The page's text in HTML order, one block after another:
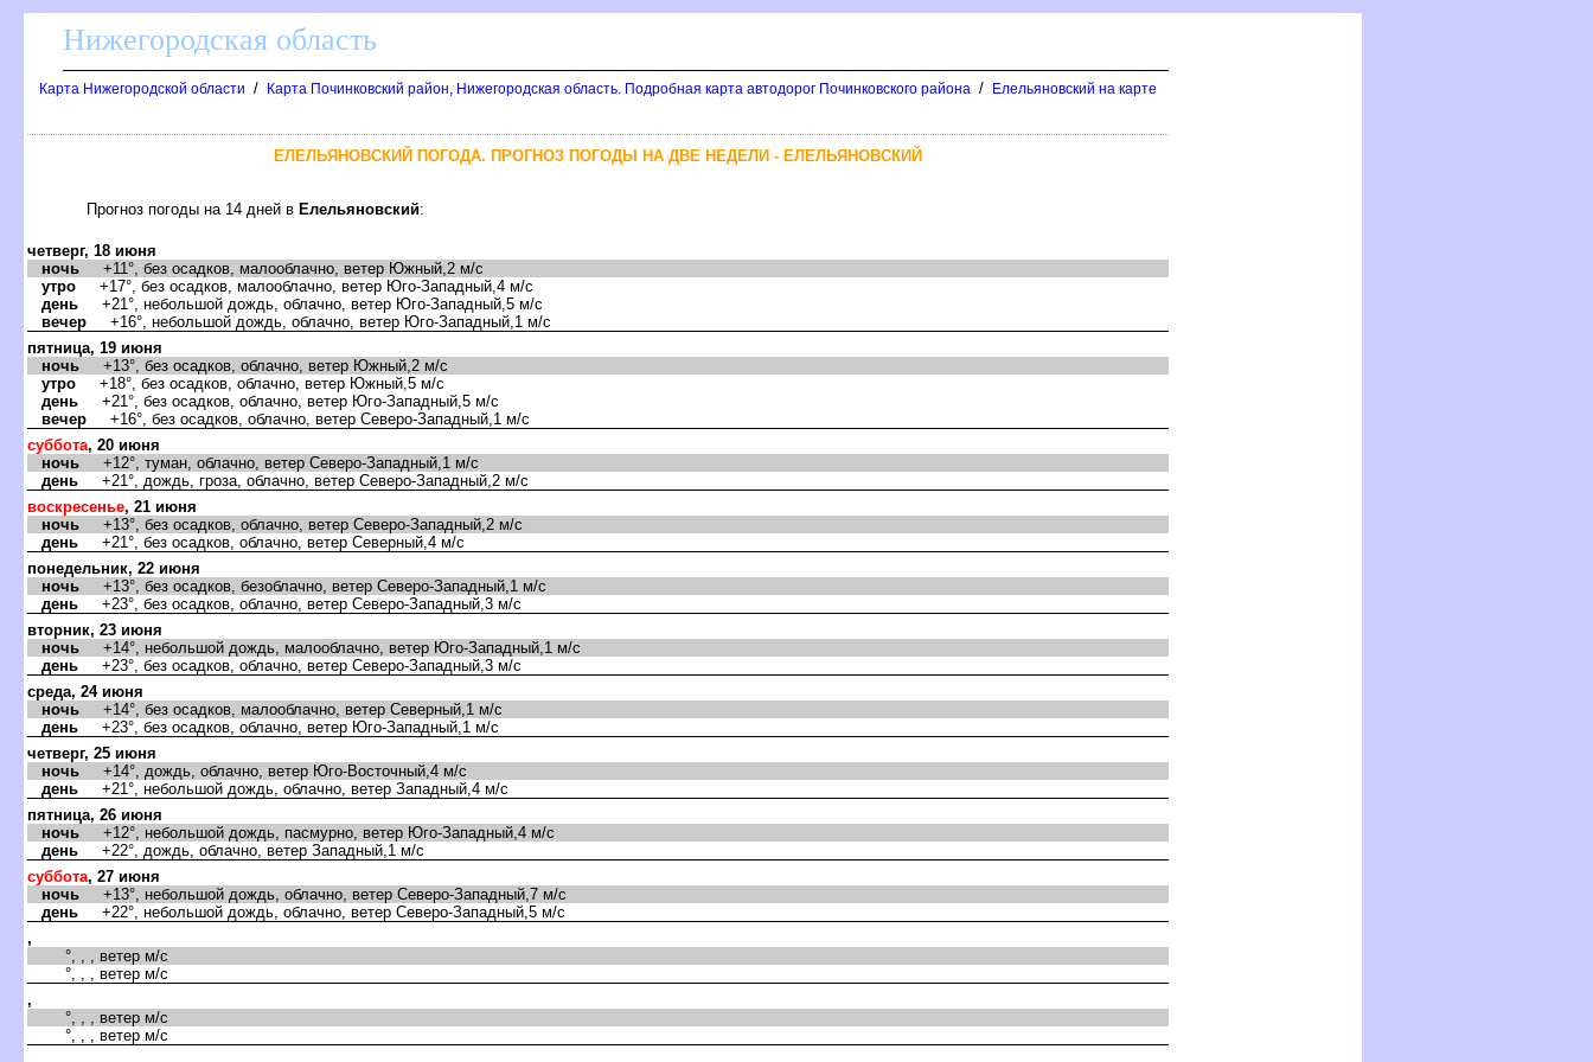
Нижегородская область
Карта Нижегородской области / Карта Починковский район, Нижегородская область. Подробная карта автодорог Починковского района / Елельяновский на карте
ЕЛЕЛЬЯНОВСКИЙ ПОГОДА. ПРОГНОЗ ПОГОДЫ НА ДВЕ НЕДЕЛИ - ЕЛЕЛЬЯНОВСКИЙ
Прогноз погоды на 14 дней Елельяновский:
четверг, 18 июня
ночь +11°, без осадков, малооблачно, ветер Южный,2 м/с
утро +17°, без осадков, малооблачно, ветер Юго-Западный,4 м/с
день +21°, небольшой дождь, облачно, ветер Юго-Западный,5 м/с
ечер +16°, небольшой дождь, облачно, ветер Юго-Западный,1 м/с
пятница, 19 июня
ночь +13°, без осадков, облачно, ветер Южный,2 м/с
утро +18°, без осадков, облачно, ветер Южный,5 м/с
день +21°, без осадков, облачно, ветер Юго-Западный,5 м/с
ечер +16°, без осадков, облачно, ветер Северо-Западный,1 м/с
суббота, 20 июня
ночь +12°, туман, облачно, ветер Северо-Западный,1 м/с
день +21°, дождь, гроза, облачно, ветер Северо-Западный,2 м/с
оскресенье, 21 июня
ночь +13°, без осадков, облачно, ветер Северо-Западный,2 м/с
день +21°, без осадков, облачно, ветер Северный,4 м/с
понедельник, 22 июня
ночь +13°, без осадков, безоблачно, ветер Северо-Западный,1 м/с
день +23°, без осадков, облачно, ветер Северо-Западный,3 м/с
торник, 23 июня
ночь +14°, небольшой дождь, малооблачно, ветер Юго-Западный,1 м/с
день +23°, без осадков, облачно, ветер Северо-Западный,3 м/с
среда, 24 июня
ночь +14°, без осадков, малооблачно, ветер Северный,1 м/с
день +23°, без осадков, облачно, ветер Юго-Западный,1 м/с
четверг, 25 июня
ночь +14°, дождь, облачно, ветер Юго-Восточный,4 м/с
день +21°, небольшой дождь, облачно, ветер Западный,4 м/с
пятница, 26 июня
ночь +12°, небольшой дождь, пасмурно, ветер Юго-Западный,4 м/с
день +22°, дождь, облачно, ветер Западный,1 м/с
суббота, 27 июня
ночь +13°, небольшой дождь, облачно, ветер Северо-Западный,7 м/с
день +22°, небольшой дождь, облачно, ветер Северо-Западный,5 м/с
,
°, , , ветер м/с
°, , , ветер м/с
,
°, , , ветер м/с
°, , , ветер м/с